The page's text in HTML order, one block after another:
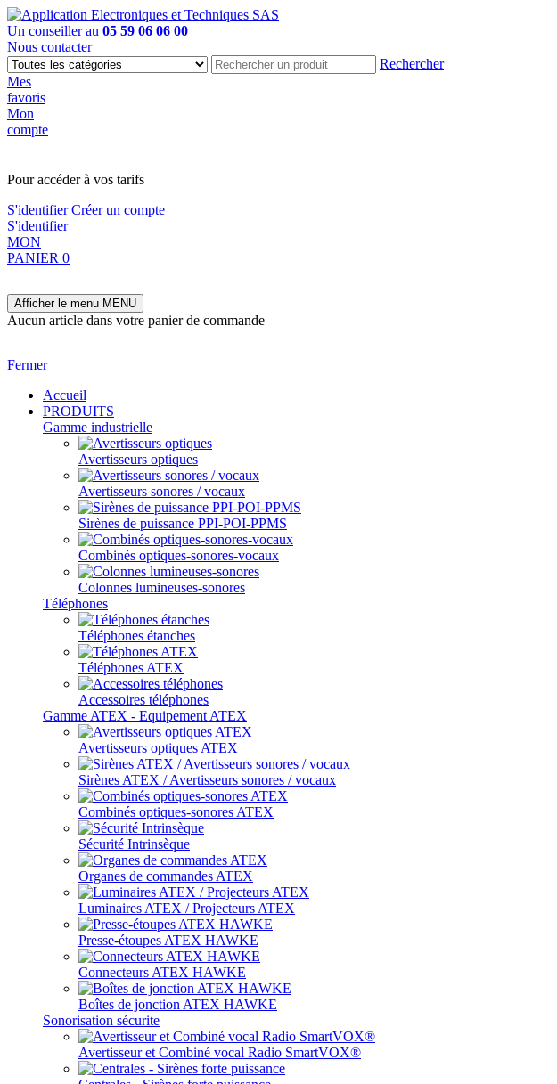
Un conseiller au 05 59 06 06 00
Nous contacter
Rechercher
Mes
favoris
Mon
compte
Pour accéder à vos tarifs
S'identifierCréer un compte
S'identifier
MON
PANIER 0
Afficher le menu MENU
Aucun article dans votre panier de commande
Fermer
Accueil
PRODUITS
Gamme industrielle
Avertisseurs optiques
Avertisseurs sonores / vocaux
Sirènes de puissance PPI-POI-PPMS
Combinés optiques-sonores-vocaux
Colonnes lumineuses-sonores
Téléphones
Téléphones étanches
Téléphones ATEX
Accessoires téléphones
Gamme ATEX - Equipement ATEX
Avertisseurs optiques ATEX
Sirènes ATEX / Avertisseurs sonores / vocaux
Combinés optiques-sonores ATEX
Sécurité Intrinsèque
Organes de commandes ATEX
Luminaires ATEX / Projecteurs ATEX
Presse-étoupes ATEX HAWKE
Connecteurs ATEX HAWKE
Boîtes de jonction ATEX HAWKE
Sonorisation sécurite
Avertisseur et Combiné vocal Radio SmartVOX®